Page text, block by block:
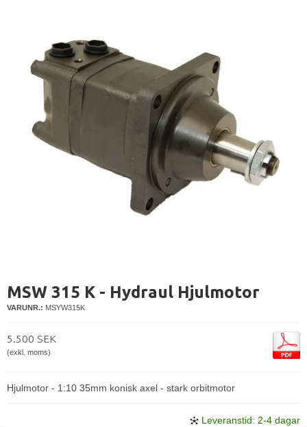
MSW 315 K - Hydraul Hjulmotor
VARUNR.: MSYW315K
5.500 SEK
(exkl. moms)
Hjulmotor - 1:10 35mm konisk axel - stark orbitmotor
Leveranstid: 2-4 dagar